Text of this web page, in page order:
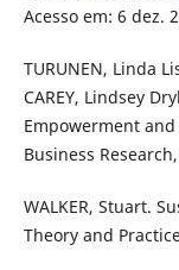
Acesso em: 6 dez.
TURUNEN, Linda
CAREY, Lindsey
Empowerment
Business
WALKER, Stuart.
Theory and